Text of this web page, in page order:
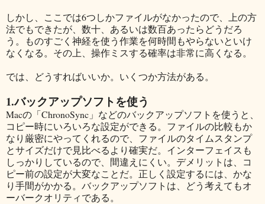
しかし、ここでは6つしかファイルがなかったので、上の方
法でもできたが、数十、あるいは数百あったらどうだろ
う。ものすごく神経を使う作業を何時間もやらないといけ
なくなる。その上、操作ミスする確率は非常に高くなる。
では、どうすればいいか。いくつか方法がある。
1.バックアップソフトを使う
Macの「ChronoSync」などのバックアップソフトを使うと、
コピー時にいろいろな設定ができる。ファイルの比較もか
なり厳密にやってくれるので、ファイルのタイムスタンプ
とサイズだけで見比べるより確実だ。インターフェイスも
しっかりしているので、間違えにくい。デメリットは、コ
ピー前の設定が大変なことだ。正しく設定するには、かな
り手間がかかる。バックアップソフトは、どう考えてもオ
ーバークオリティである。